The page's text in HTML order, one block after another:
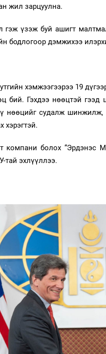
жил зарцуулна.
гэж үзэж буй ашигт
бодлогоор дэмжихээ
хэмжээгээрээ 19
бий. Гэхдээ нөөцтэй
нөөцийг судалж
хэрэгтэй.
компани болох “Эрдэнэс
тай эхлүүллээ.